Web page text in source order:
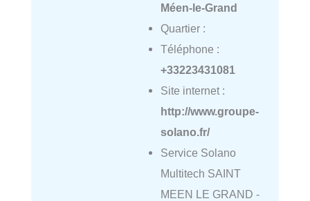
Méen-le-Grand
Quartier :
Téléphone :
+33223431081
Site internet :
http://www.groupe-
solano.fr/
Service Solano
Multitech SAINT
MEEN LE GRAND -